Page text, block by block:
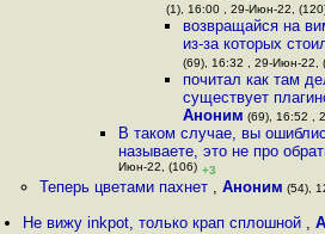
(1), 16:00 , 29-Июн-22,
возвращайся на
из-за которых
(69), 16:32 , 29-Июн-22,
почитал как там
существует
Аноним (69), 16:52 ,
В таком случае, вы
называете, это не про
Июн-22, (106) +3
Теперь цветами пахнет , Аноним (54),
Не вижу inkpot, только крап сплошной ,